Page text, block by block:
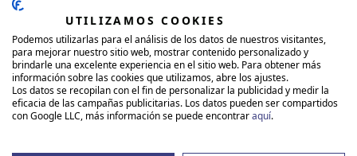
deporte podrán practicarVoley playa
golfen los alrededores de este hotel 4*Todo
incluidoen Torremolinos o bien participar en el
Programa RiuFity acudir alGimnasiodel Hotel.
UTILIZAMOS COOKIES
Podemos utilizarlas para el análisis de los datos de nuestros visitantes,
para mejorar nuestro sitio web, mostrar contenido personalizado y
brindarle una excelente experiencia en el sitio web. Para obtener más
información sobre las cookies que utilizamos, abre los ajustes.
Los datos se recopilan con el fin de personalizar la publicidad y medir la
eficacia de las campañas publicitarias. Los datos pueden ser compartidos
con Google LLC, más información se puede encontraraquí.